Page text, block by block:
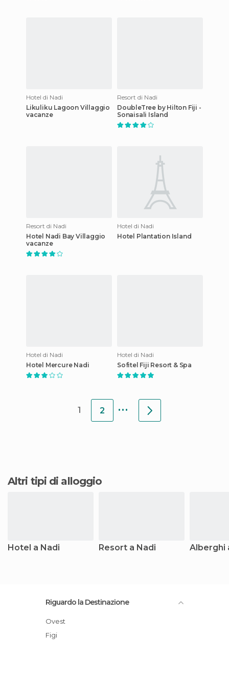
Hotel di Nadi
Likuliku Lagoon Villaggio
vacanze
Resort di Nadi
DoubleTree by Hilton Fiji -
Sonaisali Island
Resort di Nadi
Hotel Nadi Bay Villaggio
vacanze
Hotel di Nadi
Hotel Plantation Island
Hotel di Nadi
Hotel Mercure Nadi
Hotel di Nadi
Sofitel Fiji Resort & Spa
1 2 ...
Altri tipi di alloggio
Hotel a Nadi Resort a Nadi Alberghi
Riguardo la Destinazione
Ovest
Figi